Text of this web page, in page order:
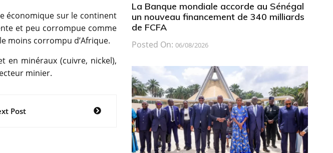
économique sur le continent
et peu corrompue comme
moins corrompu d’Afrique.
en minéraux (cuivre, nickel),
minier.
Post
La Banque mondiale accorde au Sénégal
un nouveau financement de 340 milliards
de FCFA
Posted On: 06/08/2026